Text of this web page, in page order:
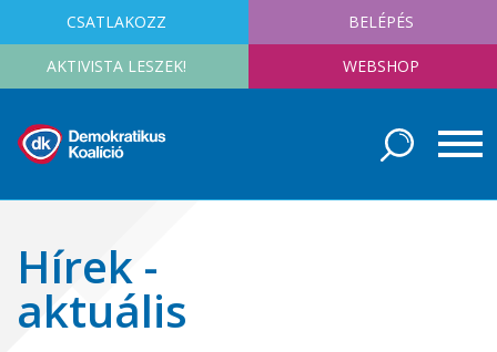
CSATLAKOZZ BELÉPÉS
AKTIVISTA LESZEK! WEBSHOP
Hírek -
aktuális